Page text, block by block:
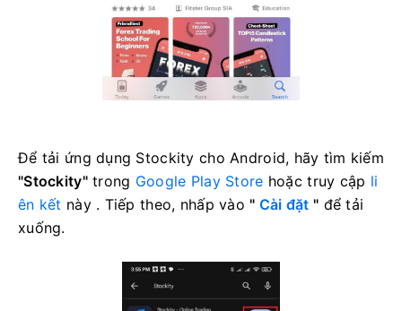
Để tải ứng dụng Stockity cho Android, hãy tìm kiếm
"Stockity"trong Google Play Store hoặc truy cập li
ên kết này . Tiếp theo, nhấp vào " Cài đặt " để tải
xuống.